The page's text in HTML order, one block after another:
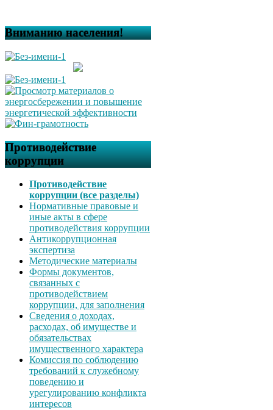
Вниманию населения!
Противодействие
коррупции
Противодействие
коррупции (все разделы)
Нормативные правовые и
иные акты в сфере
противодействия коррупции
Антикоррупционная
экспертиза
Методические материалы
Формы документов,
связанных с
противодействием
коррупции, для заполнения
Сведения о доходах,
расходах, об имуществе и
обязательствах
имущественного характера
Комиссия по соблюдению
требований к служебному
поведению и
урегулированию конфликта
интересов